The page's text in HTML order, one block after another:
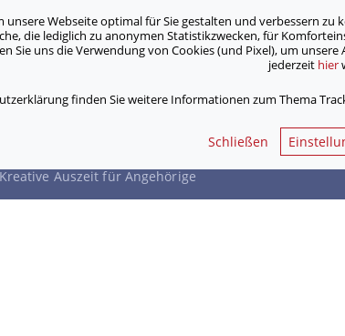
Unsere Angebote Jobs &
Auszeit für
Kreative Auszeit für Angehörige
unsere Webseite optimal für Sie gestalten und verbessern
die lediglich zu anonymen Statistikzwecken, für
Sie uns die Verwendung von Cookies (und Pixel), um
jederzeit hier
finden Sie weitere Informationen zum Thema
Schließen